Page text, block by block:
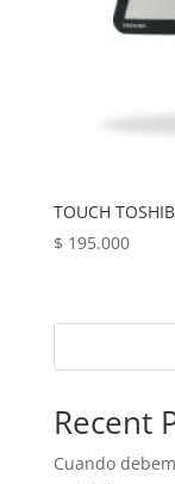
TOUCH
$ 195.000
Recent
Cuando